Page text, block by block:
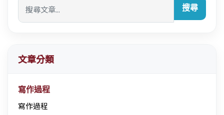
搜尋
文章分類
寫作過程
寫作過程